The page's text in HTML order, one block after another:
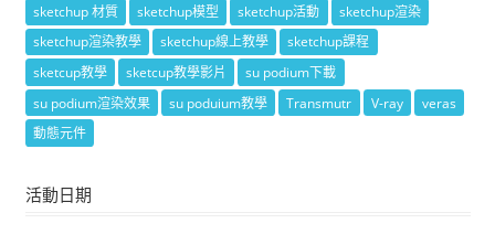
sketchup 材質
sketchup模型 sketchup活動
sketchup渲染
sketchup渲染教學
sketchup線上教學
sketchup課程
sketcup教學
sketcup教學影片
su podium下載
su podium渲染效果
su poduium教學 Transmutr V-ray
veras
動態元件
活動日期